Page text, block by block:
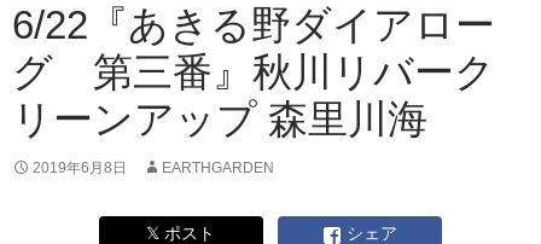
6/22『あきる野ダイアロー
グ 第三番』秋川リバーク
リーンアップ 森里川海
2019年6月8日 EARTHGARDEN
𝕏 ポスト シェア